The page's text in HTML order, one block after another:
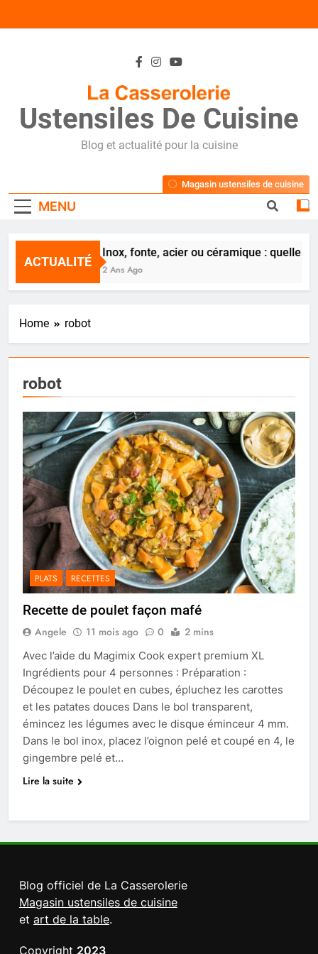
Ustensiles De Cuisine
Blog et actualité pour la cuisine
MENU
Magasin ustensiles de cuisine
ACTUALITÉ
Inox, fonte, acier ou céramique : quelle
2 Ans Ago
Home robot
robot
PLATS RECETTES
Recette de poulet façon mafé
Angele 11 mois ago 0 2 mins
Avec l’aide du Magimix Cook expert premium XL
Ingrédients pour 4 personnes : Préparation :
Découpez le poulet en cubes, épluchez les carottes
et les patates douces Dans le bol transparent,
émincez les légumes avec le disque éminceur 4 mm.
Dans le bol inox, placez l’oignon pelé et coupé en 4, le
gingembre pelé et…
Lire la suite
Blog officiel de La Casserolerie
Magasin ustensiles de cuisine
et art de la table.
Copyright 2023